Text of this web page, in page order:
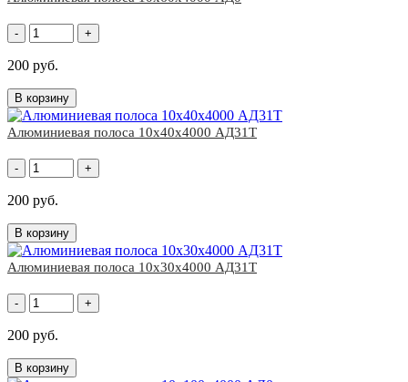
- +
200 руб.
В корзину
Алюминиевая полоса 10х40х4000 АД31Т
- +
200 руб.
В корзину
Алюминиевая полоса 10х30х4000 АД31Т
- +
200 руб.
В корзину